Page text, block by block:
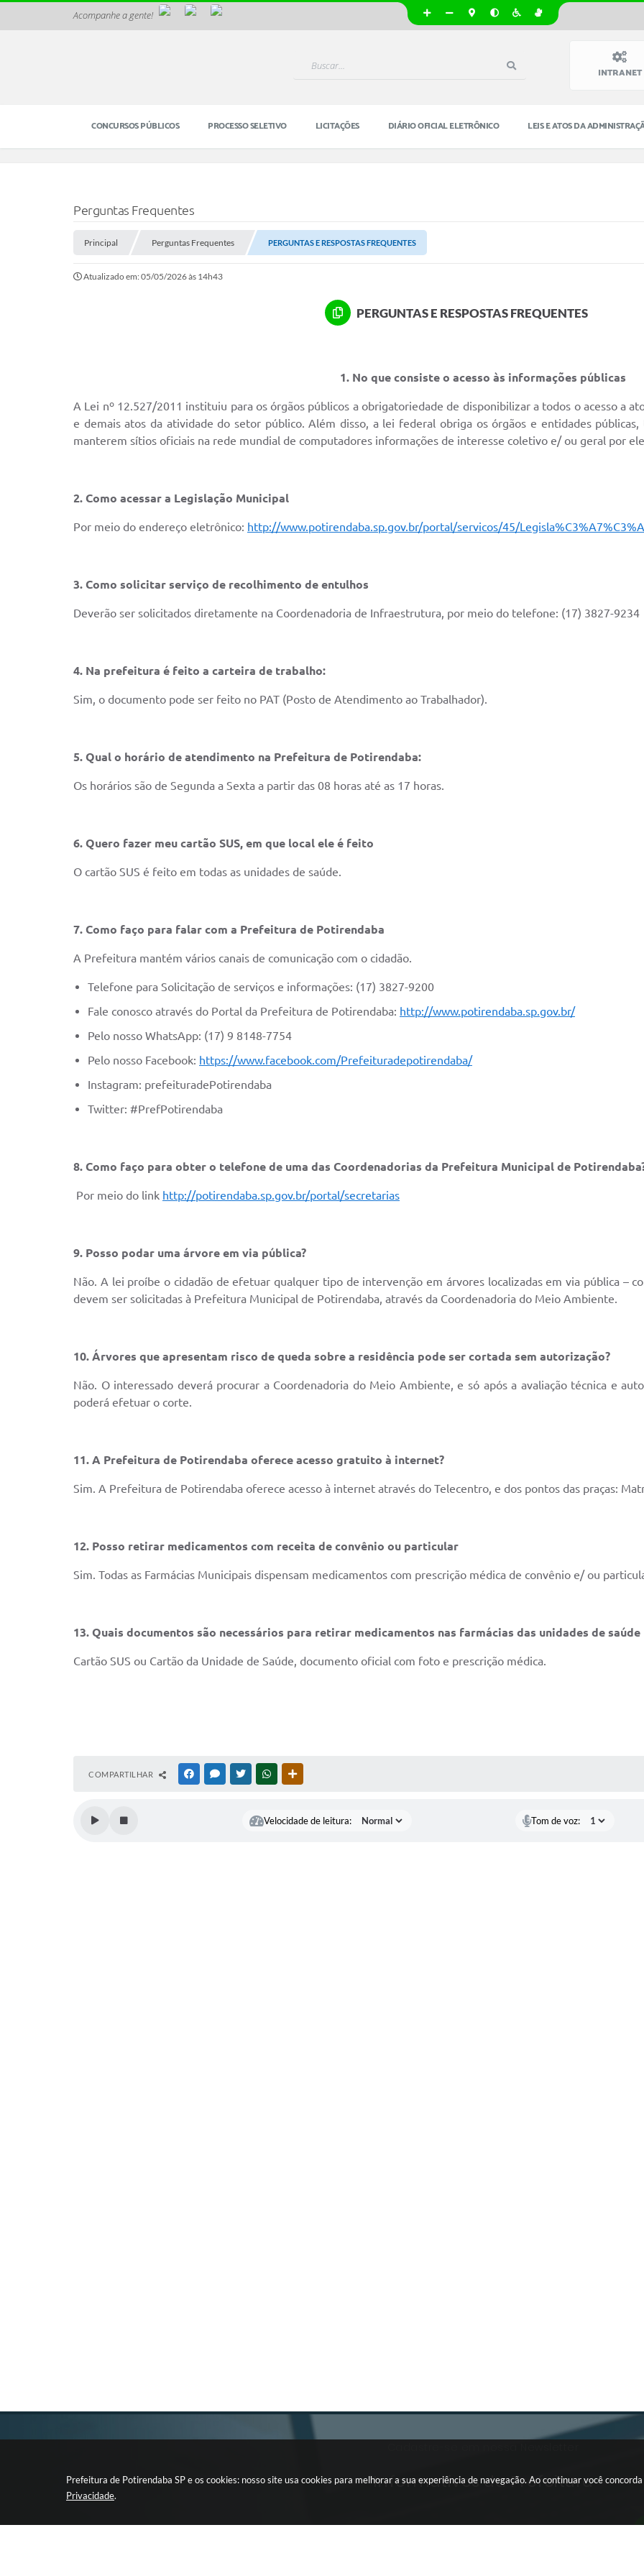
Prefeitura de Potirendaba SP e os cookies: nosso site usa cookies para melhorar a sua experiência de navegação. Ao continuar você concorda
Privacidade.
Acompanhe a gente!
INTRANET
CONCURSOS PÚBLICOS PROCESSO SELETIVO LICITAÇÕES DIÁRIO OFICIAL ELETRÔNICO LEIS E ATOS DA
Perguntas Frequentes
Principal Perguntas Frequentes PERGUNTAS E RESPOSTAS FREQUENTES
Atualizado em: 05/05/2026 às 14h43
PERGUNTAS E RESPOSTAS FREQUENTES
1. No que consiste o acesso às informações públicas
A Lei nº 12.527/2011 instituiu para os órgãos públicos a obrigatoriedade de disponibilizar a todos o acesso a
e demais atos da atividade do setor público. Além disso, a lei federal obriga os órgãos e entidades
manterem sítios oficiais na rede mundial de computadores informações de interesse coletivo e/ ou geral por
2. Como acessar a Legislação Municipal
Por meio do endereço eletrônico: http://www.potirendaba.sp.gov.br/portal/servicos/45/
3. Como solicitar serviço de recolhimento de entulhos
Deverão ser solicitados diretamente na Coordenadoria de Infraestrutura, por meio do telefone: (17) 3827-9234
4. Na prefeitura é feito a carteira de trabalho:
Sim, o documento pode ser feito no PAT (Posto de Atendimento ao Trabalhador).
5. Qual o horário de atendimento na Prefeitura de Potirendaba:
Os horários são de Segunda a Sexta a partir das 08 horas até as 17 horas.
6. Quero fazer meu cartão SUS, em que local ele é feito
O cartão SUS é feito em todas as unidades de saúde.
7. Como faço para falar com a Prefeitura de Potirendaba
A Prefeitura mantém vários canais de comunicação com o cidadão.
Telefone para Solicitação de serviços e informações: (17) 3827-9200
Fale conosco através do Portal da Prefeitura de Potirendaba: http://www.potirendaba.sp.gov.br/
Pelo nosso WhatsApp: (17) 9 8148-7754
Pelo nosso Facebook: https://www.facebook.com/Prefeituradepotirendaba/
Instagram: prefeituradePotirendaba
Twitter: #PrefPotirendaba
8. Como faço para obter o telefone de uma das Coordenadorias da Prefeitura Municipal de
Por meio do link http://potirendaba.sp.gov.br/portal/secretarias
9. Posso podar uma árvore em via pública?
Não. A lei proíbe o cidadão de efetuar qualquer tipo de intervenção em árvores localizadas em via pública –
devem ser solicitadas à Prefeitura Municipal de Potirendaba, através da Coordenadoria do Meio Ambiente.
10. Árvores que apresentam risco de queda sobre a residência pode ser cortada sem autorização?
Não. O interessado deverá procurar a Coordenadoria do Meio Ambiente, e só após a avaliação técnica e
poderá efetuar o corte.
11. A Prefeitura de Potirendaba oferece acesso gratuito à internet?
Sim. A Prefeitura de Potirendaba oferece acesso à internet através do Telecentro, e dos pontos das praças:
12. Posso retirar medicamentos com receita de convênio ou particular
Sim. Todas as Farmácias Municipais dispensam medicamentos com prescrição médica de convênio e/ ou
13. Quais documentos são necessários para retirar medicamentos nas farmácias das unidades de saúde
Cartão SUS ou Cartão da Unidade de Saúde, documento oficial com foto e prescrição médica.
COMPARTILHAR FACEBOOKMESSENGER
TWITTERWHATSAPP
Velocidade de leitura: Tom de voz:
Informativos da Prefeitura